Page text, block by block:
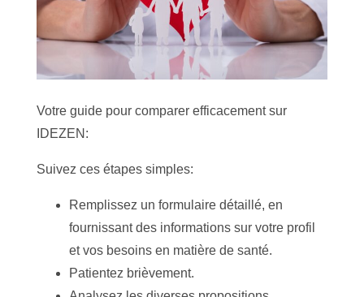
Votre guide pour comparer efficacement sur
IDEZEN:
Suivez ces étapes simples:
Remplissez un formulaire détaillé, en
fournissant des informations sur votre profil
et vos besoins en matière de santé.
Patientez brièvement.